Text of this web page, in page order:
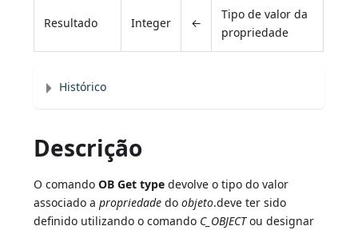
Resultado Integer ←
Tipo de valor da
propriedade
Histórico
Descrição
O comandoOB Get type devolve o tipo do valor
associado apropriedade doobjeto.deve ter sido
definido utilizando o comando C_OBJECTou designar